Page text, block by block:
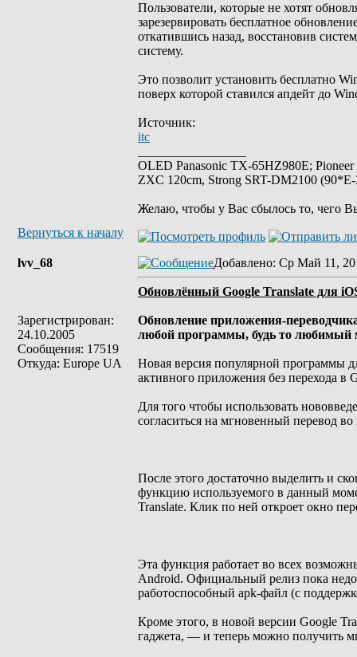
Пользователи, которые не хотят
зарезервировать бесплатное
откатившись назад, восстановив
систему.
Это позволит установить бесплатно
поверх которой ставился апдейт до
Источник:
itc
OLED Panasonic TX-65HZ980E;
ZXC 120cm, Strong SRT-DM2100
Желаю, чтобы у Вас сбылось то, чего
Вернуться к началу
lvv_68
Зарегистрирован:
24.10.2005
Сообщения: 17519
Откуда: Europe UA
Добавлено: Ср Май 11,
Обновлённый Google Translate для
Обновление приложения-
любой программы, будь то любимый
Новая версия популярной программы
активного приложения без перехода в
Для того чтобы использовать
согласиться на мгновенный перевод
После этого достаточно выделить и
функцию используемого в данный
Translate. Клик по ней откроет окно
Эта функция работает во всех
Android. Официальный релиз пока
работоспособный apk-файл (с
Кроме этого, в новой версии Google
гаджета, — и теперь можно получить